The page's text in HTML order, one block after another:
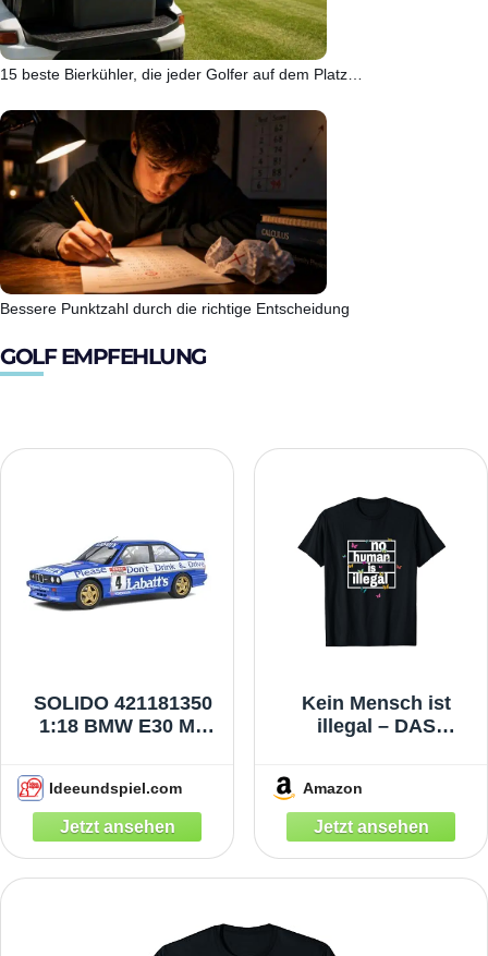
15 beste Bierkühler, die jeder Golfer auf dem Platz…
Bessere Punktzahl durch die richtige Entscheidung
GOLF EMPFEHLUNG
SOLIDO 421181350
1:18 BMW E30 M3
Ideeundspiel.com
Kein Mensch ist
illegal – DAS
Amazon